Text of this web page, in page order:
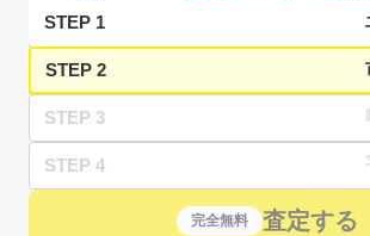
STEP 1
STEP 2
STEP 3
STEP 4
完全無料 査定する